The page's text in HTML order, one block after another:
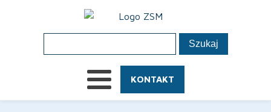
KONTAKT